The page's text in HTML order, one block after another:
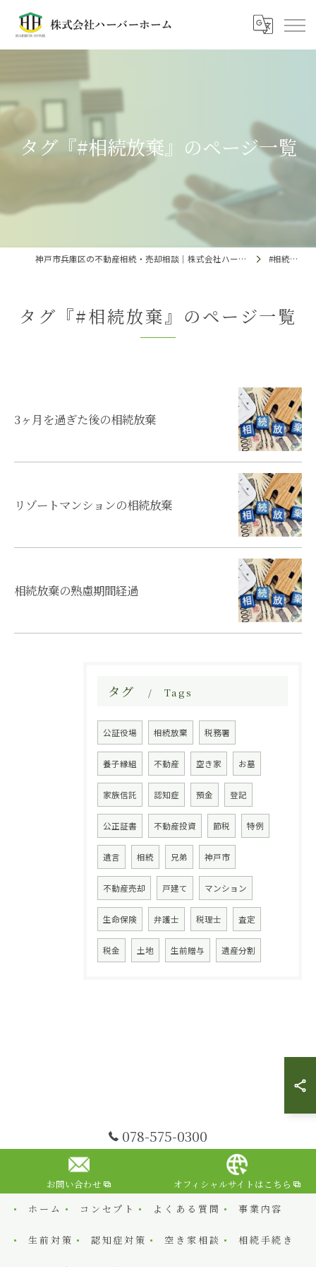
タグ『#相続放棄』のページ一覧
神戸市兵庫区の不動産相続・売却相談｜株式会社ハーバーホーム #相続放棄
タグ『#相続放棄』のページ一覧
3ヶ月を過ぎた後の相続放棄
リゾートマンションの相続放棄
相続放棄の熟慮期間経過
タグ Tags
公証役場 相続放棄 税務署
養子縁組 不動産 空き家 お墓
家族信託 認知症 預金 登記
公正証書 不動産投資 節税 特例
遺言 相続 兄弟 神戸市
不動産売却 戸建て マンション
生命保険 弁護士 税理士 査定
税金 土地 生前贈与 遺産分割
078-575-0300
お問い合わせ
オフィシャルサイトはこちら
ホーム
コンセプト よくある質問 事業内容
生前対策 認知症対策 空き家相談 相続手続き
お問い合わせはこちら